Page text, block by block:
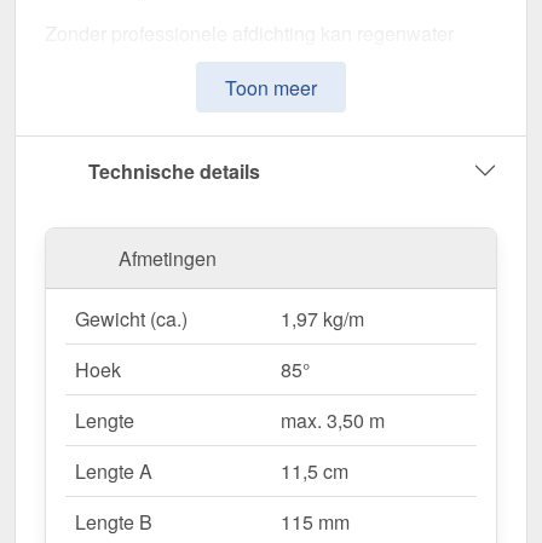
ongecontroleerd binnendringen, met langdurige
schade aan de dakstructuur en gevel tot gevolg. Dit
stabiliseren. Het maakt indruk met zijn eenvoudige
Gemaakt vanStaalmet een
mm, biedt dit zetwerk een hoge stabiliteit. Delengte
van max. 3,50 m
kunt u deze gemakkelijk aan uw
Antracietgrijs (RAL 7016)blijft het materiaal
permanent beschermd tegen corrosie.
Waarom Nok lessenaarsdak | 11,5 x 11,5 cm |
85°?
Toon meer
Technische details
Afmetingen
Gewicht (ca.)
1,97 kg/m
Hoek
85°
Lengte
max. 3,50 m
Lengte A
11,5 cm
Lengte B
115 mm